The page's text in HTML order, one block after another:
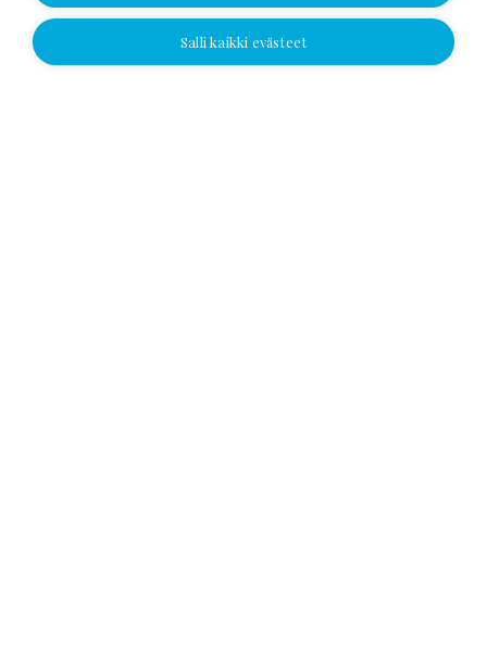
Katso kaikki
Jätä yhteydenottopyyntö
Salli kaikki evästeet